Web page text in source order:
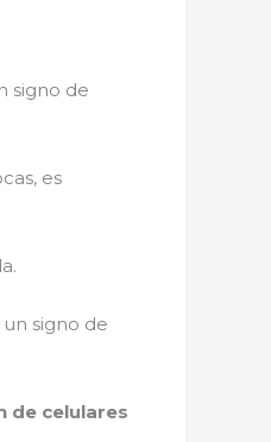
signo de
es
signo de
de celulares